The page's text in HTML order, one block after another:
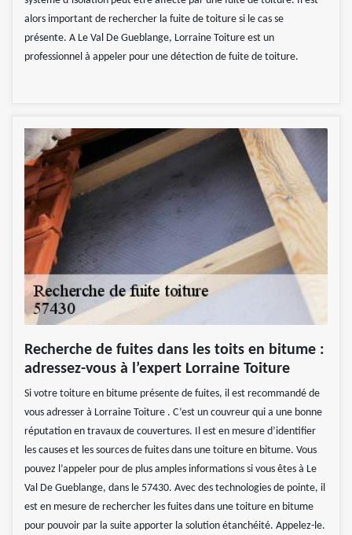
alors important de rechercher la fuite de toiture si le cas se
présente. A Le Val De Gueblange, Lorraine Toiture est un
professionnel à appeler pour une détection de fuite de toiture.
Recherche de fuites dans les toits en bitume :
adressez-vous à l’expert Lorraine Toiture
Si votre toiture en bitume présente de fuites, il est recommandé de
vous adresser à Lorraine Toiture . C’est un couvreur qui a une bonne
réputation en travaux de couvertures. Il est en mesure d’identifier
les causes et les sources de fuites dans une toiture en bitume. Vous
pouvez l’appeler pour de plus amples informations si vous êtes à Le
Val De Gueblange, dans le 57430. Avec des technologies de pointe, il
est en mesure de rechercher les fuites dans une toiture en bitume
pour pouvoir par la suite apporter la solution étanchéité. Appelez-le.